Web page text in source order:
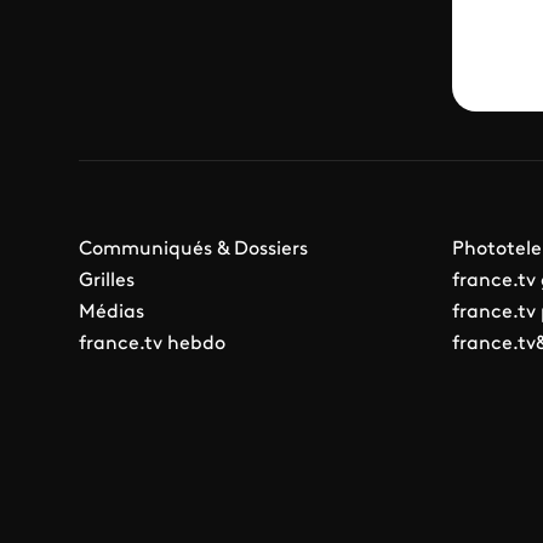
Communiqués & Dossiers
Grilles
Médias
france.tv hebdo
Phototele
france.tv
france.tv